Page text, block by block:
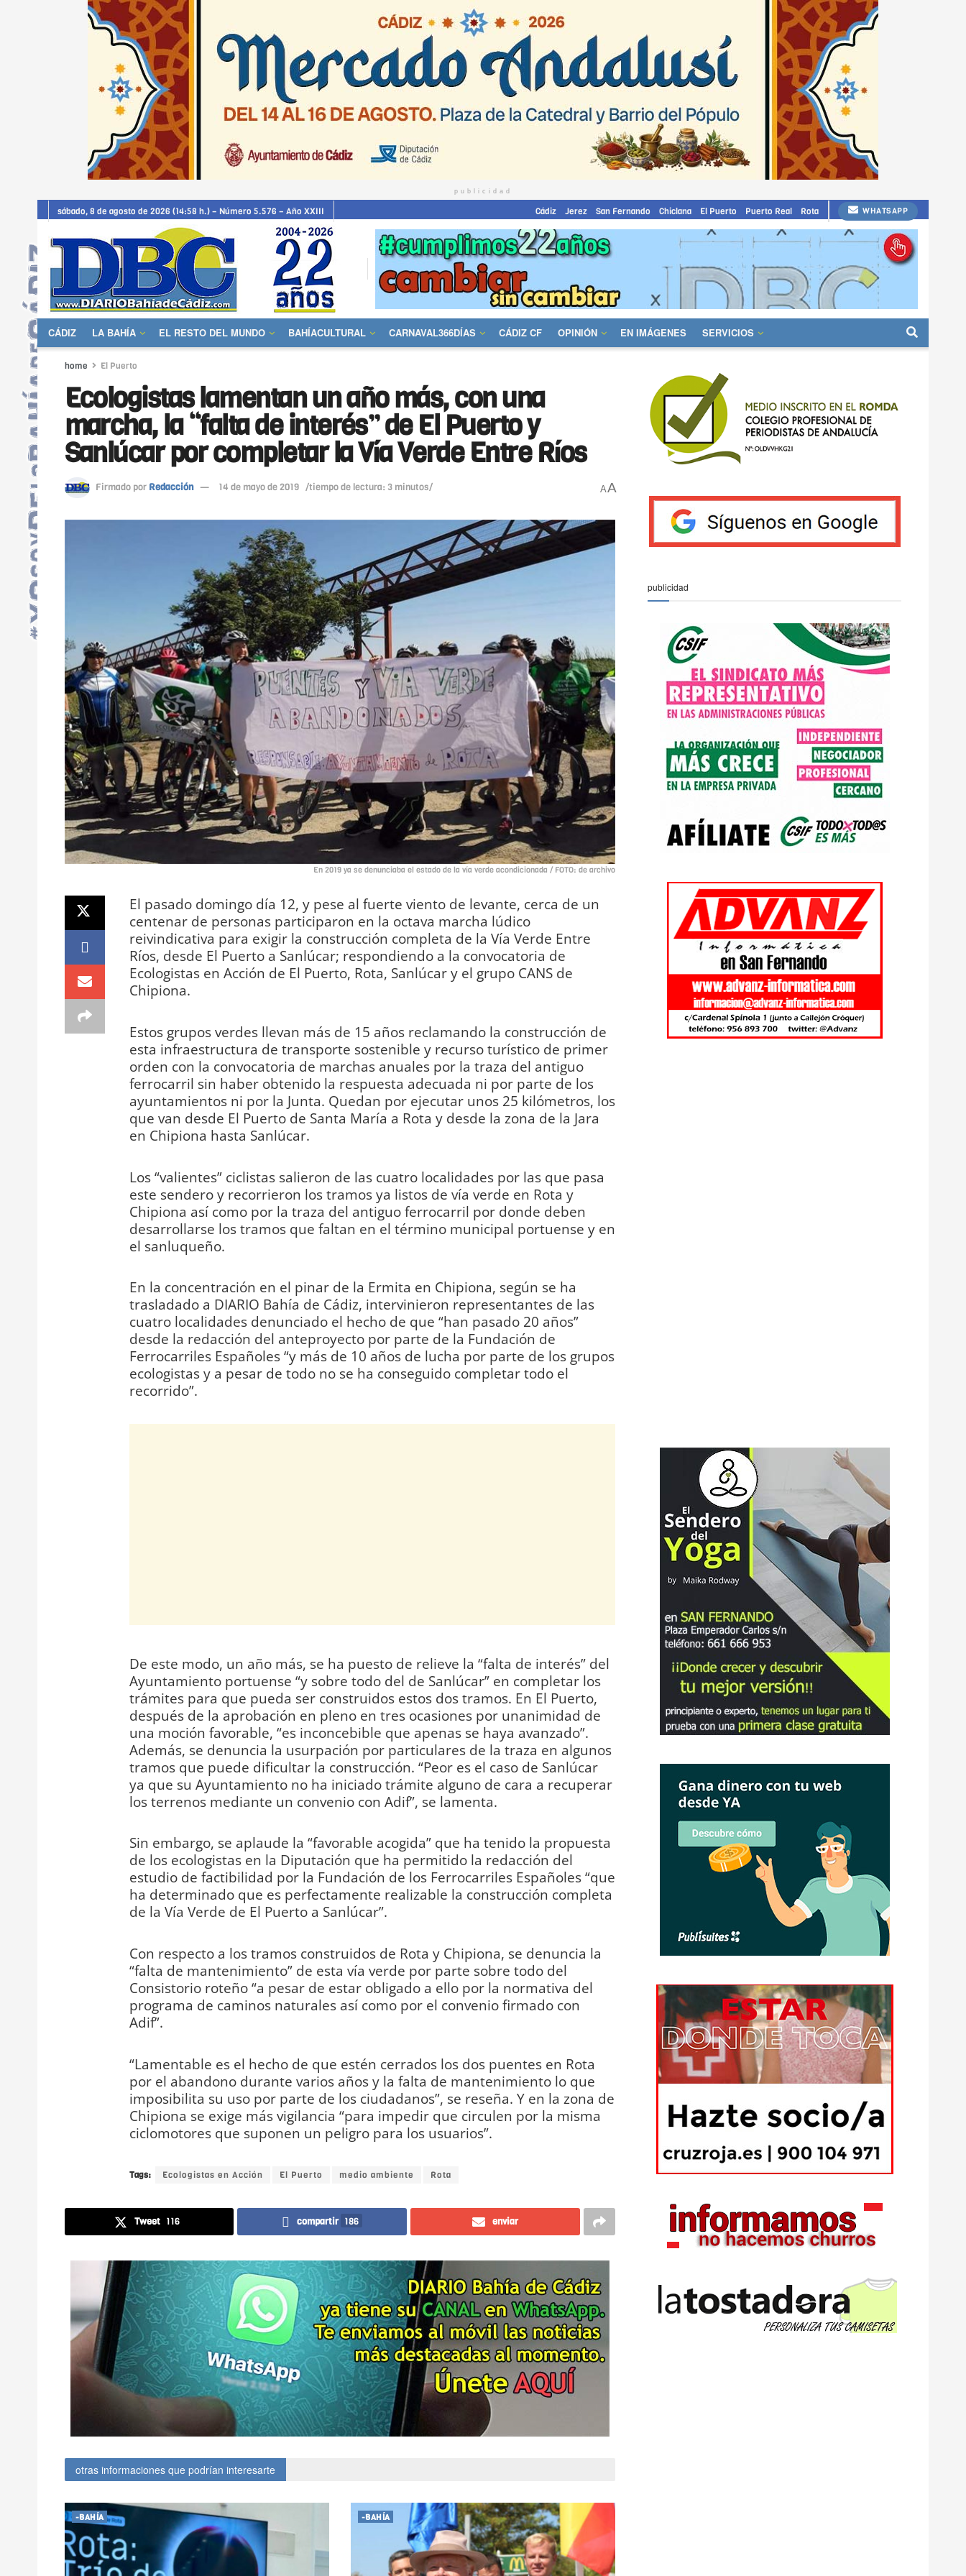
publicidad
sábado, 8 de agosto de 2026 (14:58 h.) – Número 5.576 – Año XXIII Cádiz Jerez San Fernando Chiclana El Puerto Puerto Real Rota WHATSAPP
CÁDIZ LA BAHÍA EL RESTO DEL MUNDO BAHÍACULTURAL CARNAVAL366DÍAS CÁDIZ CF OPINIÓN EN IMÁGENES SERVICIOS
home El Puerto
Ecologistas lamentan un año más, con una
marcha, la “falta de interés” de El Puerto y
Sanlúcar por completar la Vía Verde Entre Ríos
Firmado por Redacción 14 de mayo de 2019 /tiempo de lectura: 3 minutos/ AA
En 2019 ya se denunciaba el estado de la vía verde acondicionada / FOTO: de archivo
El pasado domingo día 12, y pese al fuerte viento de levante, cerca de un
centenar de personas participaron en la octava marcha lúdico
reivindicativa para exigir la construcción completa de la Vía Verde Entre
Ríos, desde El Puerto a Sanlúcar; respondiendo a la convocatoria de
Ecologistas en Acción de El Puerto, Rota, Sanlúcar y el grupo CANS de
Chipiona.
Estos grupos verdes llevan más de 15 años reclamando la construcción de
esta infraestructura de transporte sostenible y recurso turístico de primer
orden con la convocatoria de marchas anuales por la traza del antiguo
ferrocarril sin haber obtenido la respuesta adecuada ni por parte de los
ayuntamientos ni por la Junta. Quedan por ejecutar unos 25 kilómetros, los
que van desde El Puerto de Santa María a Rota y desde la zona de la Jara
en Chipiona hasta Sanlúcar.
Los “valientes” ciclistas salieron de las cuatro localidades por las que pasa
este sendero y recorrieron los tramos ya listos de vía verde en Rota y
Chipiona así como por la traza del antiguo ferrocarril por donde deben
desarrollarse los tramos que faltan en el término municipal portuense y en
el sanluqueño.
En la concentración en el pinar de la Ermita en Chipiona, según se ha
trasladado a DIARIO Bahía de Cádiz, intervinieron representantes de las
cuatro localidades denunciado el hecho de que “han pasado 20 años”
desde la redacción del anteproyecto por parte de la Fundación de
Ferrocarriles Españoles “y más de 10 años de lucha por parte de los grupos
ecologistas y a pesar de todo no se ha conseguido completar todo el
recorrido”.
De este modo, un año más, se ha puesto de relieve la “falta de interés” del
Ayuntamiento portuense “y sobre todo del de Sanlúcar” en completar los
trámites para que pueda ser construidos estos dos tramos. En El Puerto,
después de la aprobación en pleno en tres ocasiones por unanimidad de
una moción favorable, “es inconcebible que apenas se haya avanzado”.
Además, se denuncia la usurpación por particulares de la traza en algunos
tramos que puede dificultar la construcción. “Peor es el caso de Sanlúcar
ya que su Ayuntamiento no ha iniciado trámite alguno de cara a recuperar
los terrenos mediante un convenio con Adif”, se lamenta.
Sin embargo, se aplaude la “favorable acogida” que ha tenido la propuesta
de los ecologistas en la Diputación que ha permitido la redacción del
estudio de factibilidad por la Fundación de los Ferrocarriles Españoles “que
ha determinado que es perfectamente realizable la construcción completa
de la Vía Verde de El Puerto a Sanlúcar”.
Con respecto a los tramos construidos de Rota y Chipiona, se denuncia la
“falta de mantenimiento” de esta vía verde por parte sobre todo del
Consistorio roteño “a pesar de estar obligado a ello por la normativa del
programa de caminos naturales así como por el convenio firmado con
Adif”.
“Lamentable es el hecho de que estén cerrados los dos puentes en Rota
por el abandono durante varios años y la falta de mantenimiento lo que
imposibilita su uso por parte de los ciudadanos”, se reseña. Y en la zona de
Chipiona se exige más vigilancia “para impedir que circulen por la misma
ciclomotores que suponen un peligro para los usuarios”.
Tags: Ecologistas en Acción El Puerto medio ambiente Rota
Tweet 116 compartir 186 enviar
otras informaciones que podrían interesarte
-BAHÍA -BAHÍA
publicidad